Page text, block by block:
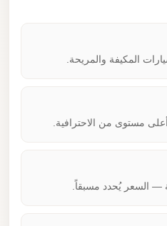
المكيفة والمريحة.
مستوى من الاحترافية.
— السعر يُحدد مسبقاً.